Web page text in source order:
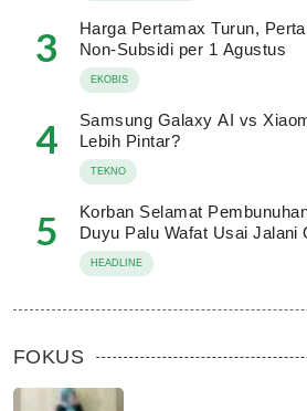
3
Harga Pertamax Turun,
Non-Subsidi per 1 Agustus
EKOBIS
4
Samsung Galaxy AI vs
Lebih Pintar?
TEKNO
5
Korban Selamat
Duyu Palu Wafat Usai Jalani
HEADLINE
FOKUS